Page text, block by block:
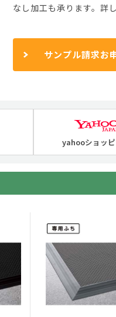
なし加工も承ります。詳
サンプル請求お
yahooショッ